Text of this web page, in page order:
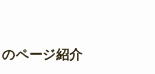
ページ紹介